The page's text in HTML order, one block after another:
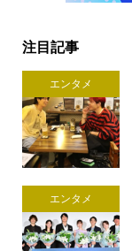
注目記事
エンタメ
エンタメ